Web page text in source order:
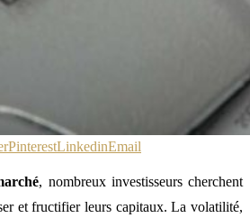
PinterestLinkedinEmail
, nombreux investisseurs cherchent
et fructifier leurs capitaux. La volatilité,